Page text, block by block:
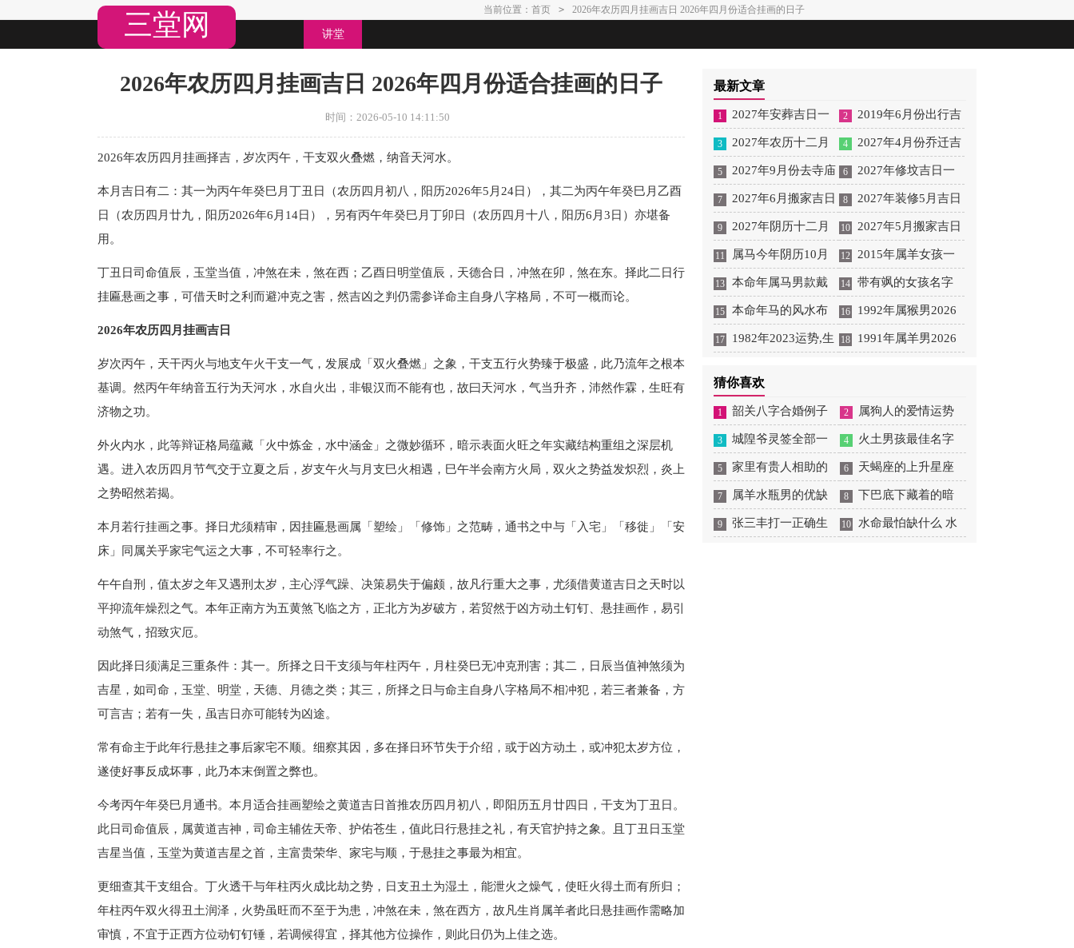
三堂网 讲堂
当前位置： 首页 > 2026年农历四月挂画吉日 2026年四月份适合挂画的日子
2026年农历四月挂画吉日 2026年四月份适合挂画的日子
时间：2026-05-10 14:11:50
2026年农历四月挂画择吉，岁次丙午，干支双火叠燃，纳音天河水。
本月吉日有二：其一为丙午年癸巳月丁丑日（农历四月初八，阳历2026年5月24日），其二为丙午年癸巳月乙酉
日（农历四月廿九，阳历2026年6月14日），另有丙午年癸巳月丁卯日（农历四月十八，阳历6月3日）亦堪备
用。
丁丑日司命值辰，玉堂当值，冲煞在未，煞在西；乙酉日明堂值辰，天德合日，冲煞在卯，煞在东。择此二日行
挂匾悬画之事，可借天时之利而避冲克之害，然吉凶之判仍需参详命主自身八字格局，不可一概而论。
2026年农历四月挂画吉日
岁次丙午，天干丙火与地支午火干支一气，发展成「双火叠燃」之象，干支五行火势臻于极盛，此乃流年之根本
基调。然丙午年纳音五行为天河水，水自火出，非银汉而不能有也，故曰天河水，气当升齐，沛然作霖，生旺有
济物之功。
外火内水，此等辩证格局蕴藏「火中炼金，水中涵金」之微妙循环，暗示表面火旺之年实藏结构重组之深层机
遇。进入农历四月节气交于立夏之后，岁支午火与月支巳火相遇，巳午半会南方火局，双火之势益发炽烈，炎上
之势昭然若揭。
本月若行挂画之事。择日尤须精审，因挂匾悬画属「塑绘」「修饰」之范畴，通书之中与「入宅」「移徙」「安
床」同属关乎家宅气运之大事，不可轻率行之。
午午自刑，值太岁之年又遇刑太岁，主心浮气躁、决策易失于偏颇，故凡行重大之事，尤须借黄道吉日之天时以
平抑流年燥烈之气。本年正南方为五黄煞飞临之方，正北方为岁破方，若贸然于凶方动土钉钉、悬挂画作，易引
动煞气，招致灾厄。
因此择日须满足三重条件：其一。所择之日干支须与年柱丙午，月柱癸巳无冲克刑害；其二，日辰当值神煞须为
吉星，如司命，玉堂、明堂，天德、月德之类；其三，所择之日与命主自身八字格局不相冲犯，若三者兼备，方
可言吉；若有一失，虽吉日亦可能转为凶途。
常有命主于此年行悬挂之事后家宅不顺。细察其因，多在择日环节失于介绍，或于凶方动土，或冲犯太岁方位，
遂使好事反成坏事，此乃本末倒置之弊也。
今考丙午年癸巳月通书。本月适合挂画塑绘之黄道吉日首推农历四月初八，即阳历五月廿四日，干支为丁丑日。
此日司命值辰，属黄道吉神，司命主辅佐天帝、护佑苍生，值此日行悬挂之礼，有天官护持之象。且丁丑日玉堂
吉星当值，玉堂为黄道吉星之首，主富贵荣华、家宅与顺，于悬挂之事最为相宜。
更细查其干支组合。丁火透干与年柱丙火成比劫之势，日支丑土为湿土，能泄火之燥气，使旺火得土而有所归；
年柱丙午双火得丑土润泽，火势虽旺而不至于为患，冲煞在未，煞在西方，故凡生肖属羊者此日悬挂画作需略加
审慎，不宜于正西方位动钉钉锤，若调候得宜，择其他方位操作，则此日仍为上佳之选。
最新文章
1 2027年安葬吉日一
览表 2027年12月安葬吉
日一览表
2 2019年6月份出行吉
日 2027年6月出行吉日
一览表
3 2027年农历十二月
安床吉日 2027年正月安
床吉日吉时查询
4 2027年4月份乔迁吉
日一览表 2027年4月乔
迁吉日吉时查询
5 2027年9月份去寺庙
祈福的日子 2027年5月
去寺庙吉日一览表
6 2027年修坟吉日一
览表 2027年农历2月修
坟吉日一览表
7 2027年6月搬家吉日
吉时 2027年农历6月搬
家吉日一览表
8 2027年装修5月吉日
良辰查询表 2027年农历
5月装修吉日一览表
9 2027年阴历十二月
开光吉日 2027年12月开
光吉日一览表
10 2027年5月搬家吉日
的详细解释 2027年5月
搬家吉日吉时查询
11 属马今年阴历10月
结婚好吗 属马还有几年
本命年结婚呢好吗
12 2015年属羊女孩一
生运势 2015年属羊女
2026年健康运好吗
13 本命年属马男款戴
什么财神 本命年属马男
士戴什么好一点
14 带有飒的女孩名字
女孩取名字带飒字有什
么名字好听
15 本命年马的风水布
局 本命年马的佛像怎么
16 1992年属猴男2026
年桃花运 1992年属猴男
17 1982年2023运势,生 18 1991年属羊男2026
猜你喜欢
1 韶关八字合婚例子
多吗 韶关八字测风水
2 属狗人的爱情运势
是什么意思 属狗的人爱
情观
3 城隍爷灵签全部一
百签 城隍爷灵签解签大
全
4 火土男孩最佳名字
火土属性的字男孩名字
有哪些
5 家里有贵人相助的
风水 家里有贵人是什么
意思
6 天蝎座的上升星座
一览表 天蝎座的上升星
座查询
7 属羊水瓶男的优缺
点 属羊水瓶座男生性格
8 下巴底下藏着的暗
痣图解 下巴尖底下有痣
9 张三丰打一正确生 10 水命最怕缺什么 水